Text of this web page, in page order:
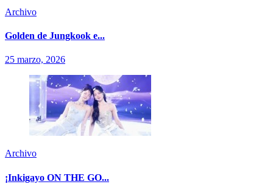
Archivo
Golden de Jungkook e...
25 marzo, 2026
Archivo
¡Inkigayo ON THE GO...